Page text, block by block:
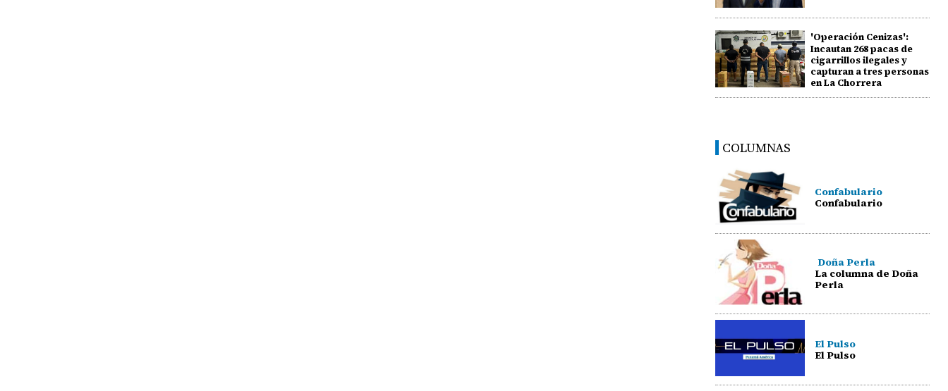
'Operación Cenizas':
Incautan 268 pacas de
cigarrillos ilegales y
capturan a tres personas
en La Chorrera
COLUMNAS
Confabulario
Confabulario
Doña Perla
La columna de Doña
Perla
El Pulso
El Pulso